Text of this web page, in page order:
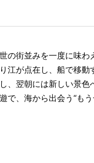
街並みを一度に味
が点在し、船で移
翌朝には新しい景
、海から出会う“もう